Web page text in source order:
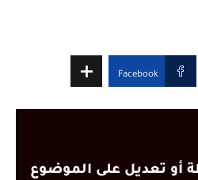
Facebook
أو تعديل على الموضوع